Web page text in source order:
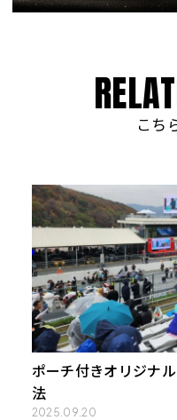
RELAT
こち
ポーチ付きオリジナ
法
2025.09.20